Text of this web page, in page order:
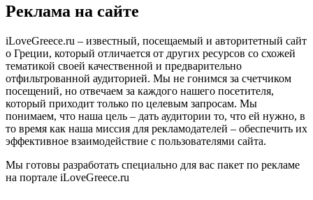
Реклама на сайте
iLoveGreece.ru – известный, посещаемый и авторитетный сайт
о Греции, который отличается от других ресурсов со схожей
тематикой своей качественной и предварительно
отфильтрованной аудиторией. Мы не гонимся за счетчиком
посещений, но отвечаем за каждого нашего посетителя,
который приходит только по целевым запросам. Мы
понимаем, что наша цель – дать аудитории то, что ей нужно, в
то время как наша миссия для рекламодателей – обеспечить их
эффективное взаимодействие с пользователями сайта.
Мы готовы разработать специально для вас пакет по рекламе
на портале iLoveGreece.ru